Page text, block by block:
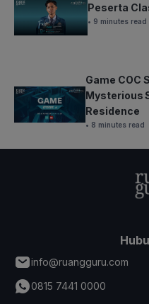
Peserta
• 9 minutes read
Game COC
Mysterious
Residence
• 8 minutes read
info@ruangguru.com
0815 7441 0000